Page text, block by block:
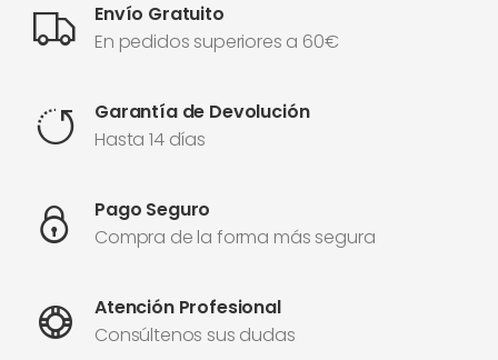
Envío Gratuito
En pedidos superiores a 60€
Garantía de Devolución
Hasta 14 días
Pago Seguro
Compra de la forma más segura
Atención Profesional
Consúltenos sus dudas